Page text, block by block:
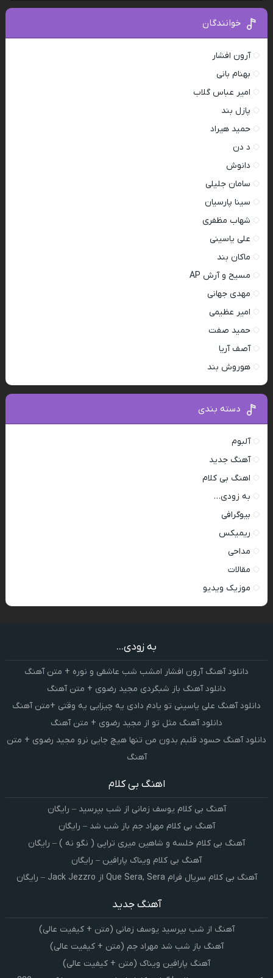
خوانندگان
آرون افشار
بهنام بانی
امیر عباس گلاب
پازل بند
حمید هیراد
د دن
دانوش
سامان جلیلی
سینا پارسیان
شهاب مظفری
علی یاسینی
ماکان بند
مسیح و آرش AP
مهدی جهانی
امیر عظیمی
حمید صفت
آصف آریا
هوروش بند
دسته بندی
آلبوم
آهنگ جدید
اهنگ بی کلام
به زودی…
بیوگرافی
ریمیکس
مداحی
مقالات
موزیک ویدیو
به زودی...
دانلود آهنگ آرون افشار امشب شب عاشقی و نوره + متن آهنگ
دانلود آهنگ باز شبگردی مجید رضوی + متن آهنگ
دانلود آهنگ علی یاسینی تو یادم دادی یه چیزایی یه وقتی +متن آهنگ
دانلود آهنگ مثل تو از مجید رضوی + متن آهنگ
دانلود آهنگ حسود قلبم بدون من تنها هیچ جایی نرو مجید رضوی + متن
آهنگ
اهنگ بی کلام
آهنگ بی کلام یوسف زمانی از شب بپرسید – رایگان
آهنگ بی کلام مهراد جم باز شب شد – رایگان
آهنگ بی کلام خلسه و شاهین میری تراپی ( نگو نه ) – رایگان
آهنگ بی کلام ویناک پارافین – رایگان
آهنگ بی کلام سریال فرام Que Sera, Sera از Jack Jezzro – رایگان
آهنگ جدید
آهنگ از شب بپرسید یوسف زمانی (متن + کیفیت عالی)
آهنگ باز شب شد مهراد جم (متن + کیفیت عالی)
آهنگ پارافین ویناک (متن + کیفیت عالی)